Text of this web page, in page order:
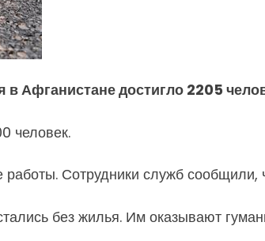
в Афганистане достигло 2205
человек.
Сотрудники служб
без жилья. Им оказывают